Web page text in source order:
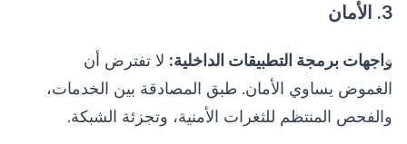
3. الأمان
واجهات برمجة التطبيقات الداخلية: لا تفترض أن
الغموض يساوي الأمان. طبق المصادقة بين الخدمات،
والفحص المنتظم للثغرات الأمنية، وتجزئة الشبكة.